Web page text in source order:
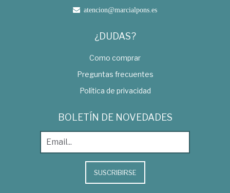
atencion@marcialpons.es
¿DUDAS?
Como comprar
Preguntas frecuentes
Política de privacidad
BOLETÍN DE NOVEDADES
SUSCRIBIRSE